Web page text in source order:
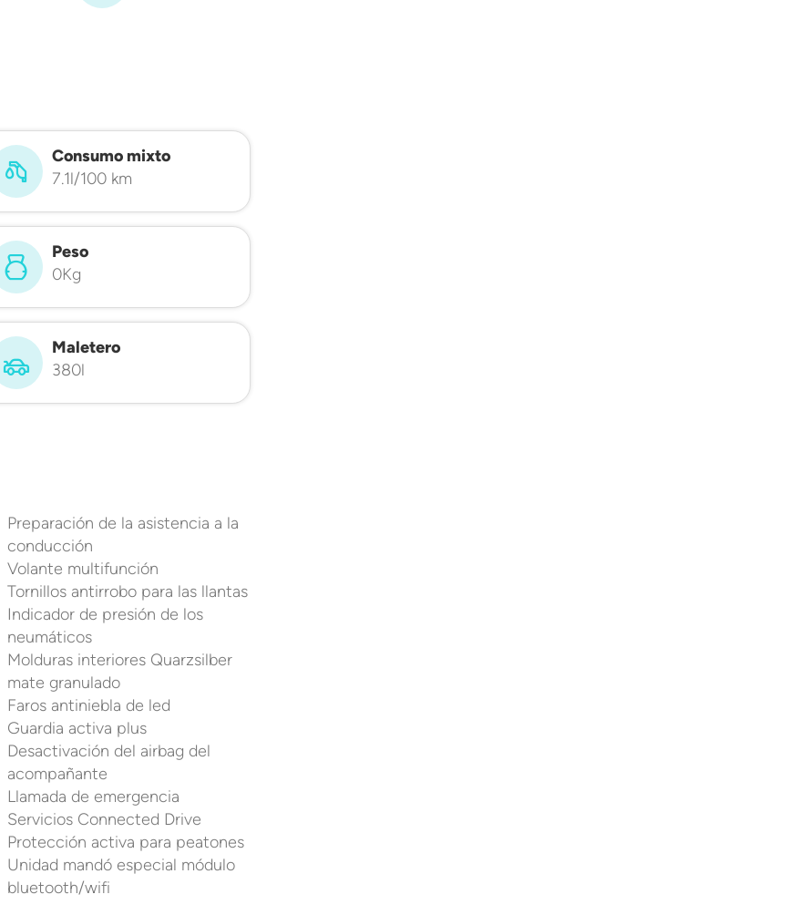
Consumo mixto
7.1l/100 km
Peso
0Kg
Maletero
380l
Preparación de la asistencia a la
conducción
Volante multifunción
Tornillos antirrobo para las llantas
Indicador de presión de los
neumáticos
Molduras interiores Quarzsilber
mate granulado
Faros antiniebla de led
Guardia activa plus
Desactivación del airbag del
acompañante
Llamada de emergencia
Servicios Connected Drive
Protección activa para peatones
Unidad mandó especial módulo
bluetooth/wifi